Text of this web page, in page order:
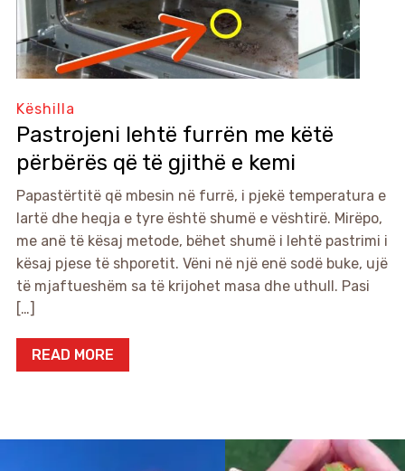
Këshilla
Pastrojeni lehtë furrën me këtë
përbërës që të gjithë e kemi
Papastërtitë që mbesin në furrë, i pjekë temperatura e
lartë dhe heqja e tyre është shumë e vështirë. Mirëpo,
me anë të kësaj metode, bëhet shumë i lehtë pastrimi i
kësaj pjese të shporetit. Vëni në një enë sodë buke, ujë
të mjaftueshëm sa të krijohet masa dhe uthull. Pasi
[…]
READ MORE